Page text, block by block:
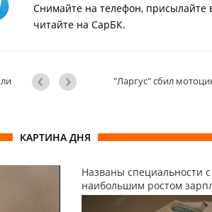
Снимайте на телефон, присылайте
читайте на СарБК.
"Ларгус" сбил
КАРТИНА ДНЯ
Названы специальности с
наибольшим ростом